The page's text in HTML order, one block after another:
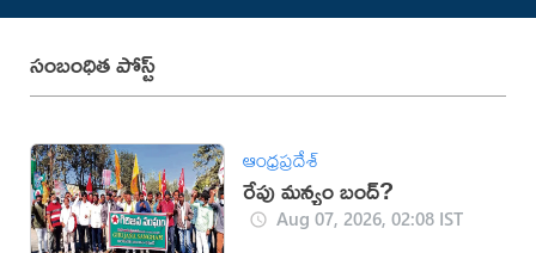
సంబంధిత పోస్ట్
ఆంధ్రప్రదేశ్
రేపు మన్యం బంద్‌?
Aug 07, 2026, 02:08 IST